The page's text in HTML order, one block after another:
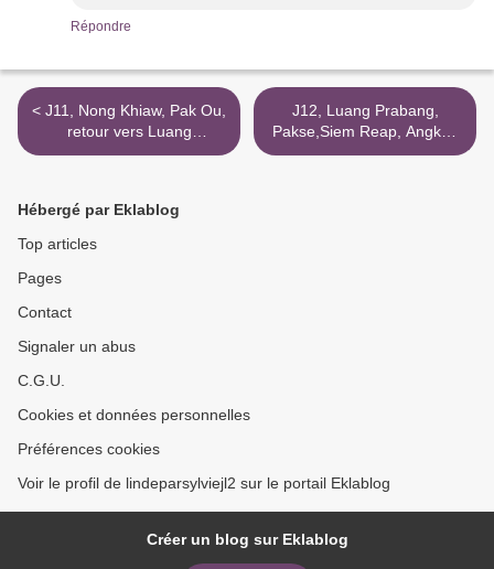
Répondre
< J11, Nong Khiaw, Pak Ou,
retour vers Luang
Prabang,2, Laos
J12, Luang Prabang,
Pakse,Siem Reap, Angkor,
Cambodge >
Hébergé par Eklablog
Top articles
Pages
Contact
Signaler un abus
C.G.U.
Cookies et données personnelles
Préférences cookies
Voir le profil de lindeparsylviejl2 sur le portail Eklablog
Créer un blog sur Eklablog